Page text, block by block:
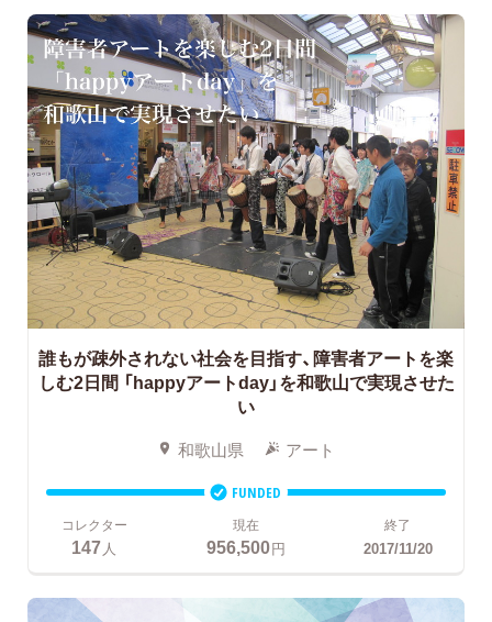
誰もが疎外されない社会を目指す、障害者アートを楽
しむ2日間「happyアートday」を和歌山で実現させた
い
和歌山県 アート
FUNDED
コレクター
147人
現在
956,500円
終了
2017/11/20